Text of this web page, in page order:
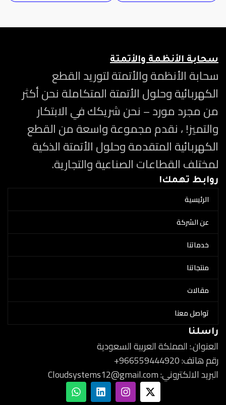
سحابة الأنظمة والأتمتة
سحابة الأنظمة والأتمتة لتوريد القطع
الكهربائية وحلول الأتمتة المتكاملة نحن أكثر
من مجرد مورد – نحن شريكك في الابتكار
والتميز! ، نقدم مجموعة واسعة من القطع
الكهربائية المتقدمة وحلول الأتمتة الذكية
لمختلف القطاعات الصناعية والتجارية.
روابط تهمك!
الرئيسية
عن الشركة
خدماتنا
منتجاتنا
مقالات
تواصل معنا
راسلنا
العنوان.: المملكة العربية السعودية
رقم هاتف: 966559444920+
البريد الالكتروني: Cloudsystems12@gmail.com